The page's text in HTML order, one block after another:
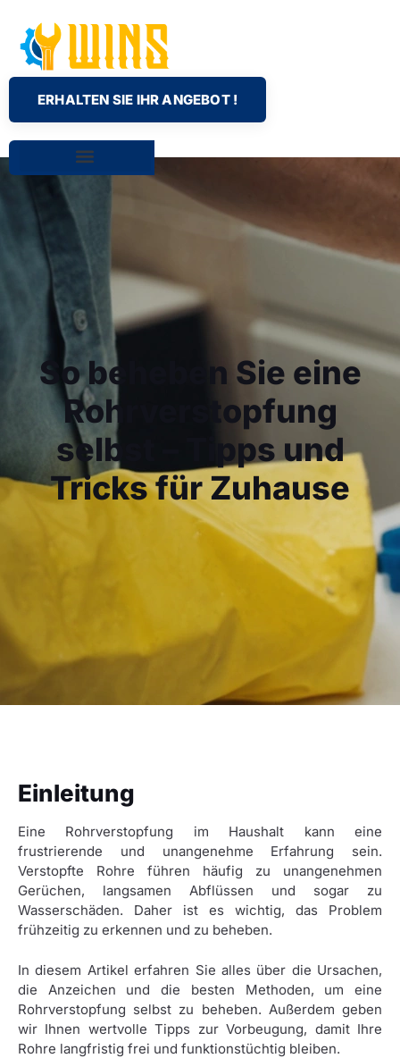
ERHALTEN SIE IHR ANGEBOT !
So beheben Sie eine
Rohrverstopfung
selbst – Tipps und
Tricks für Zuhause
Einleitung
Eine Rohrverstopfung im Haushalt kann eine
frustrierende und unangenehme Erfahrung sein.
Verstopfte Rohre führen häufig zu unangenehmen
Gerüchen, langsamen Abflüssen und sogar zu
Wasserschäden. Daher ist es wichtig, das Problem
frühzeitig zu erkennen und zu beheben.
In diesem Artikel erfahren Sie alles über die Ursachen,
die Anzeichen und die besten Methoden, um eine
Rohrverstopfung selbst zu beheben. Außerdem geben
wir Ihnen wertvolle Tipps zur Vorbeugung, damit Ihre
Rohre langfristig frei und funktionstüchtig bleiben.